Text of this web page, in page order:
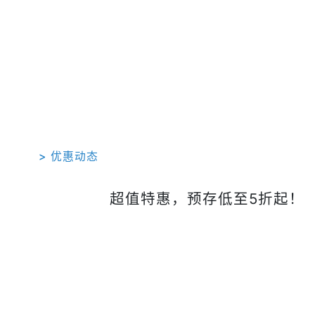
> 优惠动态
超值特惠，预存低至5折起！